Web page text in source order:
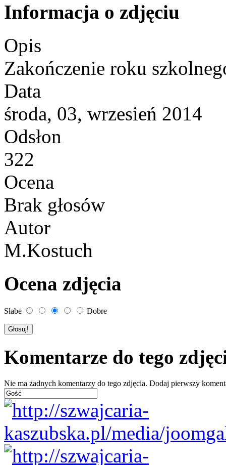
Informacja o zdjęciu
Opis
Zakończenie roku
Data
środa, 03, wrzesień 2014
Odsłon
322
Ocena
Brak głosów
Autor
M.Kostuch
Ocena zdjęcia
Słabe Dobre
Komentarze do tego
Nie ma żadnych komentarzy do tego zdjęcia. Dodaj pierwszy